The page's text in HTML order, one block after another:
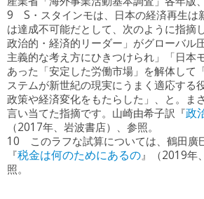
9 S・スタインモは、日本の経済再生は
は達成不可能だとして、次のように指摘
政治的・経済的リーダー」がグローバル
主義的な考え方にひきつけられ」「日本
あった「安定した労働市場」を解体して
ステムが新世紀の現実にうまく適応する
政策や経済変化をもたらした」、と。ま
言い当てた指摘です。山崎由希子訳『政
（2017年、岩波書店）、参照。
10 このラフな試算については、鶴田廣
『税金は何のためにあるの』（2019年
照。